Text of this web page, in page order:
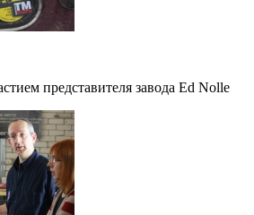
представителя завода Ed Nolle